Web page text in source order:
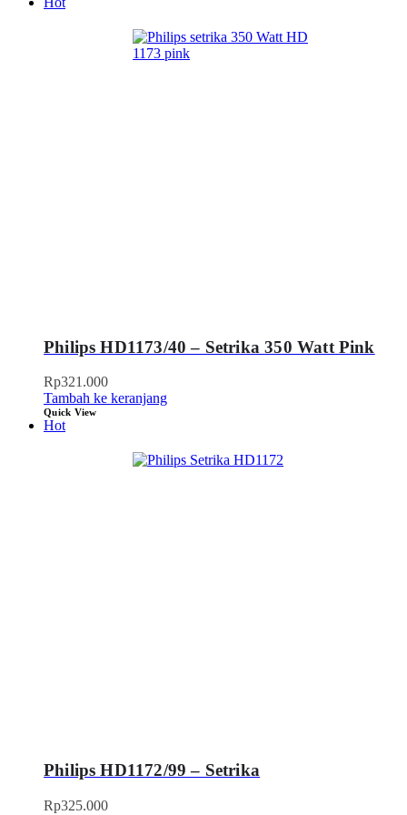
Philips HD1173/40 – Setrika 350 Watt Pink
Rp321.000
Tambah ke keranjang
Quick View
Hot
Philips HD1172/99 – Setrika
Rp325.000